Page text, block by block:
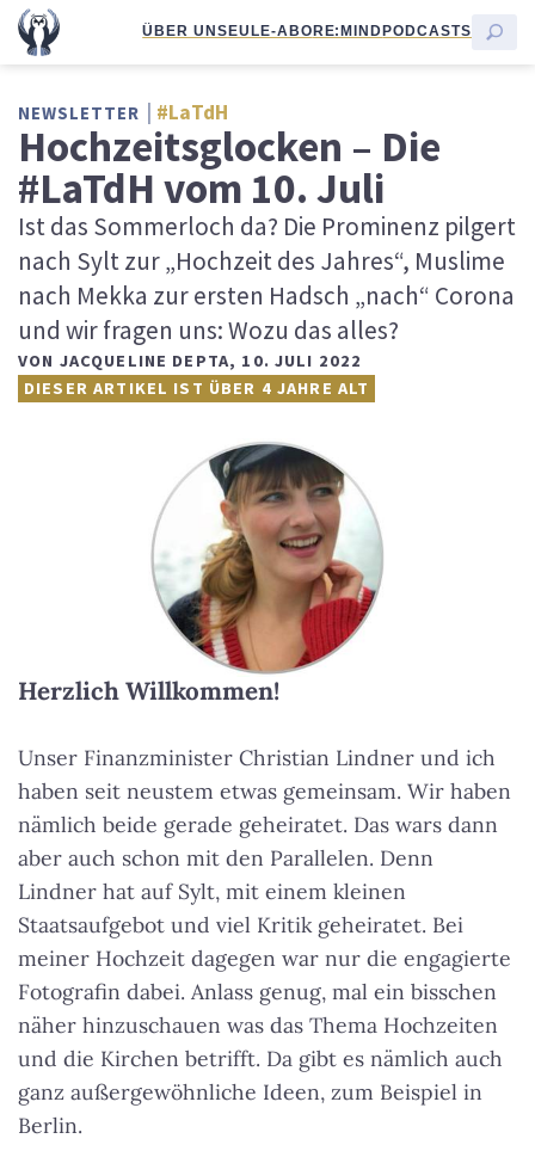
ÜBER UNSEULE-ABORE:MINDPODCASTS
NEWSLETTER #LaTdH
Hochzeitsglocken – Die
#LaTdH vom 10. Juli
Ist das Sommerloch da? Die Prominenz pilgert
nach Sylt zur „Hochzeit des Jahres“, Muslime
nach Mekka zur ersten Hadsch „nach“ Corona
und wir fragen uns: Wozu das alles?
VON JACQUELINE DEPTA, 10. JULI 2022
DIESER ARTIKEL IST ÜBER 4 JAHRE ALT
Herzlich Willkommen!
Unser Finanzminister Christian Lindner und ich
haben seit neustem etwas gemeinsam. Wir haben
nämlich beide gerade geheiratet. Das wars dann
aber auch schon mit den Parallelen. Denn
Lindner hat auf Sylt, mit einem kleinen
Staatsaufgebot und viel Kritik geheiratet. Bei
meiner Hochzeit dagegen war nur die engagierte
Fotografin dabei. Anlass genug, mal ein bisschen
näher hinzuschauen was das Thema Hochzeiten
und die Kirchen betrifft. Da gibt es nämlich auch
ganz außergewöhnliche Ideen, zum Beispiel in
Berlin.